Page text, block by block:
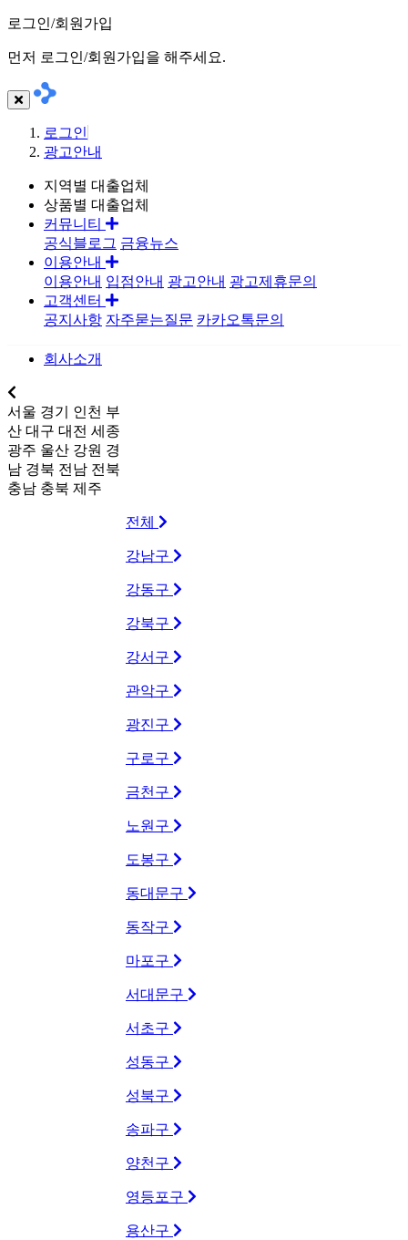
로그인/회원가입
먼저 로그인/회원가입을 해주세요.
로그인
광고안내
지역별 대출업체
상품별 대출업체
커뮤니티
공식블로그 금융뉴스
이용안내
이용안내 입점안내 광고안내 광고제휴문의
고객센터
공지사항 자주묻는질문 카카오톡문의
회사소개
서울 경기 인천 부
산 대구 대전 세종
광주 울산 강원 경
남 경북 전남 전북
충남 충북 제주
전체
강남구
강동구
강북구
강서구
관악구
광진구
구로구
금천구
노원구
도봉구
동대문구
동작구
마포구
서대문구
서초구
성동구
성북구
송파구
양천구
영등포구
용산구